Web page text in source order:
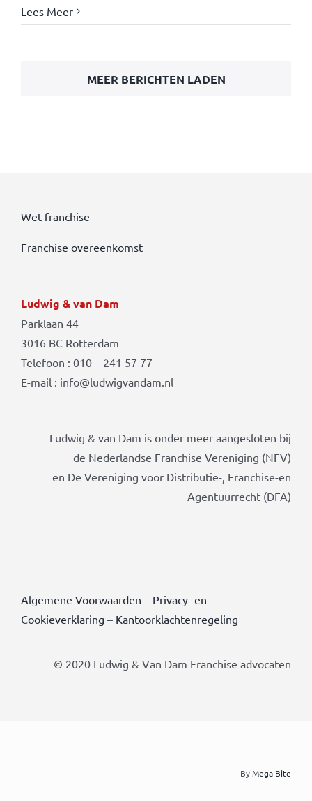
Lees Meer
MEER BERICHTEN LADEN
Wet franchise
Franchise overeenkomst
Ludwig & van Dam
Parklaan 44
3016 BC Rotterdam
Telefoon : 010 – 241 57 77
E-mail : info@ludwigvandam.nl
Ludwig & van Dam is onder meer aangesloten bij
de Nederlandse Franchise Vereniging (NFV)
en De Vereniging voor Distributie-, Franchise-en
Agentuurrecht (DFA)
Algemene Voorwaarden – Privacy- en
Cookieverklaring – Kantoorklachtenregeling
© 2020 Ludwig & Van Dam Franchise advocaten
ByMega Bite